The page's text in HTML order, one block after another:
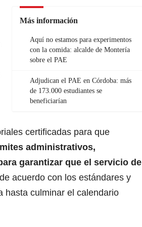
Más información
Aquí no estamos para experimentos
con la comida: alcalde de Montería
sobre el PAE
Adjudican el PAE en Córdoba: más
de 173.000 estudiantes se
beneficiarían
certificadas para que
administrativos,
garantizar que el servicio de
de acuerdo con los estándares y
hasta culminar el calendario